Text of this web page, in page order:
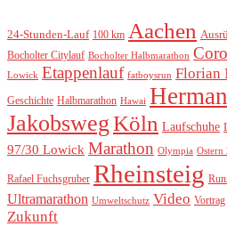
24-Stunden-Lauf 100 km Aachen
Bocholter Citylauf Bocholter Halbmarathon
Lowick Etappenlauf fatboysrun Florian
Geschichte Halbmarathon Hawai
JakobswegKöln Laufschuhe
97/30 Lowick Marathon Olympia Ostern
Rafael Fuchsgruber Rheinsteig
Ultramarathon Umweltschutz Video Vortrag
Zukunft